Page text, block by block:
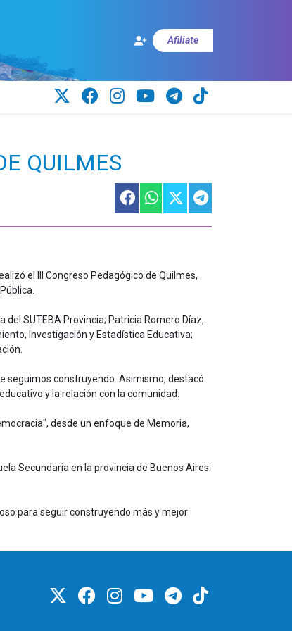
Afiliate
QUILMES
el III Congreso Pedagógico de Quilmes,
del SUTEBA Provincia; Patricia Romero Díaz,
Investigación y Estadística Educativa;
seguimos construyendo. Asimismo, destacó
y la relación con la comunidad.
desde un enfoque de Memoria,
Secundaria en la provincia de Buenos Aires:
para seguir construyendo más y mejor